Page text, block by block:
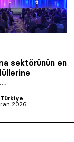
sektörünün en
2026